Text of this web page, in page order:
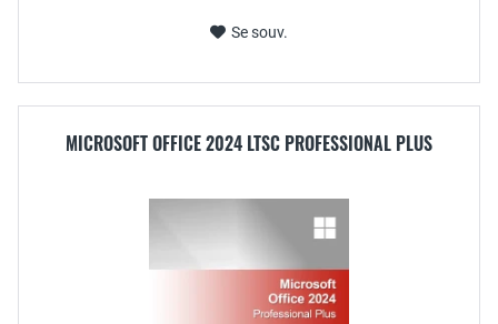
Se souv.
MICROSOFT OFFICE 2024 LTSC PROFESSIONAL PLUS